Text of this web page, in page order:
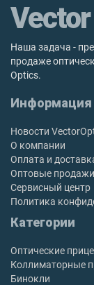
Наша задача -
продаже
Optics.
Информация
Новости
О компании
Оплата и
Оптовые продажи
Сервисный центр
Политика
Категории
Оптические
Коллиматорные
Бинокли